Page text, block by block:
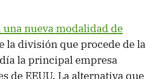
una nueva modalidad de
la división que procede de la
la principal empresa
de EEUU. La alternativa que